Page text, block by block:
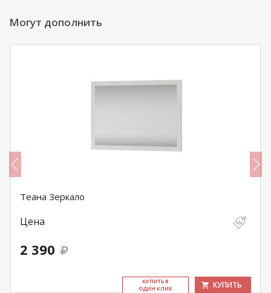
Могут дополнить
Теана Зеркало
Цена
2 390
КУ­ПИТЬ В
ОДИН КЛИК
КУПИТЬ